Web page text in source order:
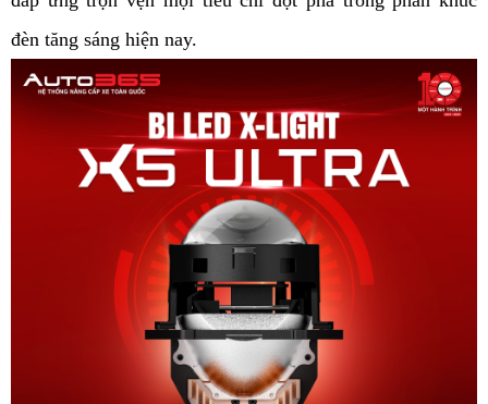
đèn tăng sáng hiện nay.